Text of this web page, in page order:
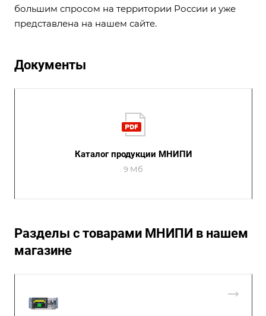
большим спросом на территории России и уже
представлена на нашем сайте.
Документы
Каталог продукции МНИПИ
9 Мб
Разделы с товарами МНИПИ в нашем
магазине